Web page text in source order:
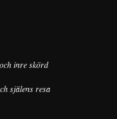
inre skörd
själens resa